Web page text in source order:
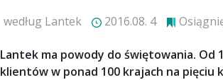
według Lantek 2016.08. 4
Lantek ma powody do świętowania. Od
klientów w ponad 100 krajach na pięciu